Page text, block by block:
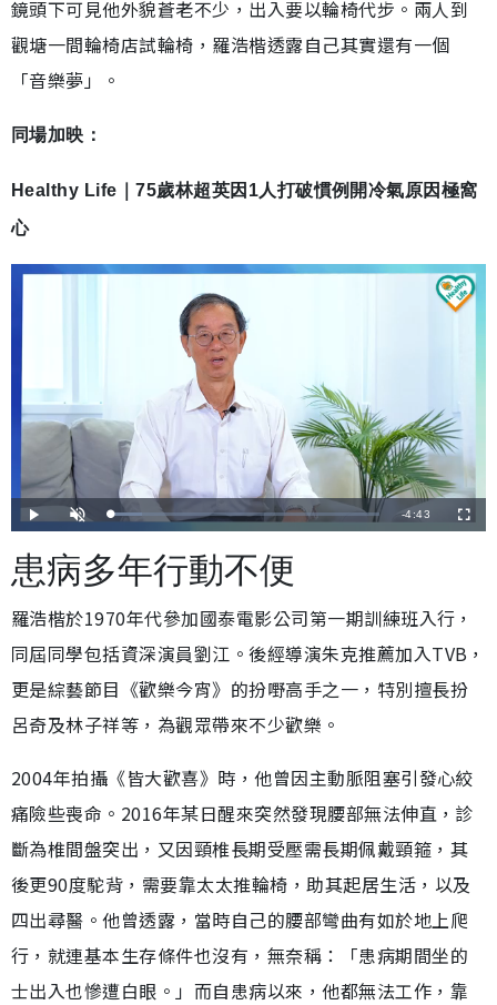
鏡頭下可見他外貌蒼老不少，出入要以輪椅代步。兩人到
觀塘一間輪椅店試輪椅，羅浩楷透露自己其實還有一個
「音樂夢」。
同場加映：
Healthy Life｜75歲林超英因1人打破慣例開冷氣原因極窩
心
播
放
開
啟
載
入
畢
:
1
5
%
剩
間
-4:43
全
螢
患病多年行動不便
羅浩楷於1970年代參加國泰電影公司第一期訓練班入行，
同屆同學包括資深演員劉江。後經導演朱克推薦加入TVB，
更是綜藝節目《歡樂今宵》的扮嘢高手之一，特別擅長扮
呂奇及林子祥等，為觀眾帶來不少歡樂。
2004年拍攝《皆大歡喜》時，他曾因主動脈阻塞引發心絞
痛險些喪命。2016年某日醒來突然發現腰部無法伸直，診
斷為椎間盤突出，又因頸椎長期受壓需長期佩戴頸箍，其
後更90度駝背，需要靠太太推輪椅，助其起居生活，以及
四出尋醫。他曾透露，當時自己的腰部彎曲有如於地上爬
行，就連基本生存條件也沒有，無奈稱：「患病期間坐的
士出入也慘遭白眼。」而自患病以來，他都無法工作，靠